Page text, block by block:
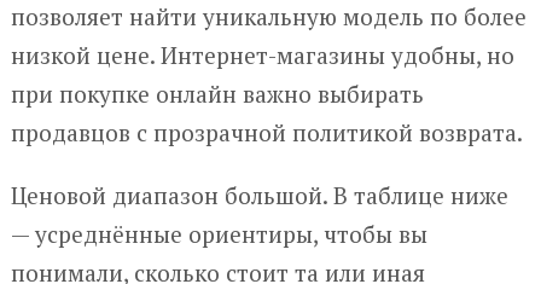
позволяет найти уникальную модель по более
низкой цене. Интернет-магазины удобны, но
при покупке онлайн важно выбирать
продавцов с прозрачной политикой возврата.
Ценовой диапазон большой. В таблице ниже
— усреднённые ориентиры, чтобы вы
понимали, сколько стоит та или иная